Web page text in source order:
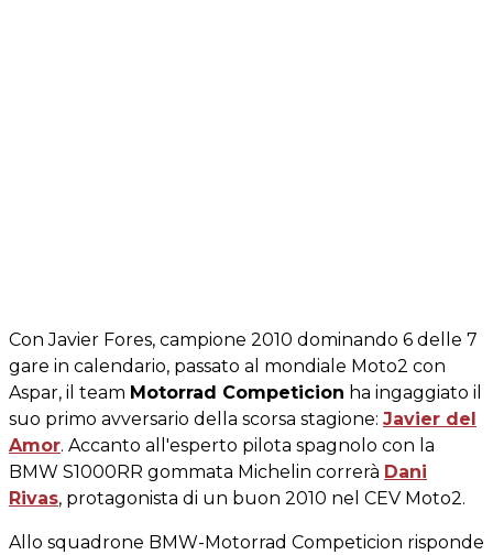
Con Javier Fores, campione 2010 dominando 6 delle 7
gare in calendario, passato al mondiale Moto2 con
Aspar, il team Motorrad Competicion ha ingaggiato il
suo primo avversario della scorsa stagione: Javier del
Amor. Accanto all'esperto pilota spagnolo con la
BMW S1000RR gommata Michelin correrà Dani
Rivas, protagonista di un buon 2010 nel CEV Moto2.
Allo squadrone BMW-Motorrad Competicion risponde